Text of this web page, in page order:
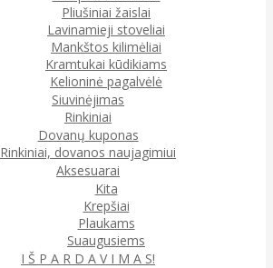
Pliušiniai žaislai
Lavinamieji stoveliai
Mankštos kilimėliai
Kramtukai kūdikiams
Kelioninė pagalvėlė
Siuvinėjimas
Rinkiniai
Dovanų kuponas
Rinkiniai, dovanos naujagimiui
Aksesuarai
Kita
Krepšiai
Plaukams
Suaugusiems
I Š P A R D A V I M A S!